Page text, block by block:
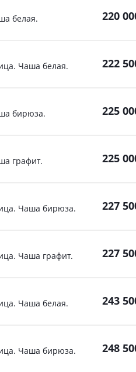
белая. 220
Чаша белая. 222
бирюза. 225
графит. 225
Чаша бирюза. 227
Чаша графит. 227
Чаша белая. 243
Чаша бирюза. 248